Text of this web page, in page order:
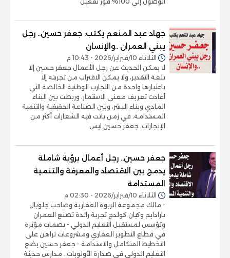
جهاد عبد المنعم يكتب: جعفر حسين.. رجل
يبني العمران ..والإنسان
الثلاثاء 10/فبراير/2026 - 10:43 م
لا يمكن الحديث عن رجل الأعمال جعفر حسين إلا
بلغة التقدير، ولا يمكن الاقتراب من تجربته إلا
باعتبارها واحدة من التجارب الوطنية الخالصة التي
أعادت تعريف معنى الاستثمار، وربطت بين البناء
المادي وبناء البشر، وبين الصناعة الحقيقية والتنمية
المستدامة، في زمن باتت فيه الشعارات أكثر من
الإنجازات. جعفر حسين ليس
جعفر حسين.. رجل أعمال برؤية شاملة
يدمج بين الاقتصاد والمعرفة والتنمية
المستدامة
الثلاثاء 10/فبراير/2026 - 02:30 م
- مالك مجموعة الربوة العقارية وصاحب جلوبال
بارادايم وكيان كولدج تجربة رائدة تصنع العمران
وتؤسس لمستقبل التعليم الدولي - بصمات مؤثرة
في قطاع التطوير العقاري ومشروعات تراهن على
التخطيط المتكامل والاستدامة - جعفر حسين يضع
التعليم الدولي في صدارة الأولويات.. مدارس حديثة